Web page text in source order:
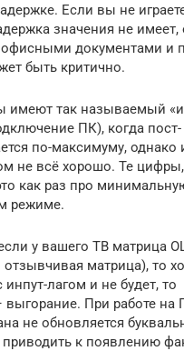
Если вы не
значения не имеет,
документами и
быть критично.
имеют так называемый
ПК), когда пост-
по-максимуму, однако
не всё хорошо. Те
как раз про
режиме.
у вашего ТВ матрица
отзывчивая матрица), то
лагом и не будет, то
выгорание. При работе на
не обновляется
к появлению